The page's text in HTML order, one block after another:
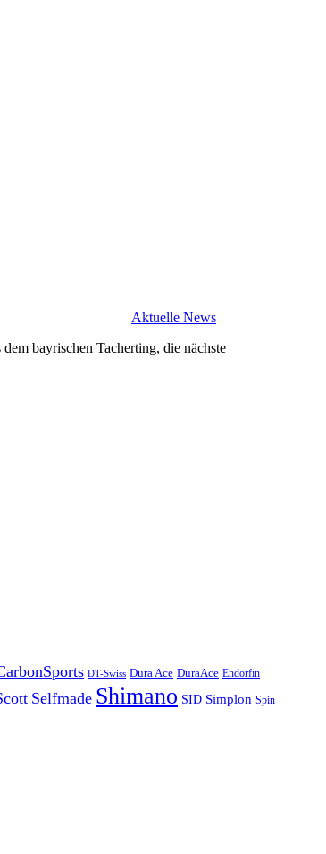
Aktuelle News
bayrischen Tacherting, die nächste
DT-Swiss Dura Ace DuraAce Endorfin
Selfmade Shimano SID Simplon Spin